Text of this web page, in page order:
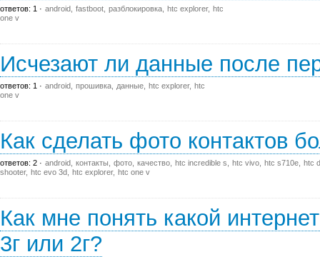
ответов: 1 android fastboot разблокировка htc explorer htc
one v
Исчезают ли данные после
ответов: 1 android прошивка данные htc explorer htc
one v
Как сделать фото контактов
ответов: 2 android контакты фото качество htc incredible s htc vivo htc s710e htc
shooter htc evo 3d htc explorer htc one v
Как мне понять какой
3г или 2г?